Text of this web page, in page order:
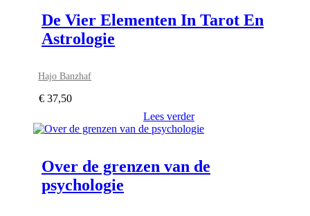
De Vier Elementen In Tarot En
Astrologie
Hajo Banzhaf
€ 37,50
Lees verder
Over de grenzen van de
psychologie